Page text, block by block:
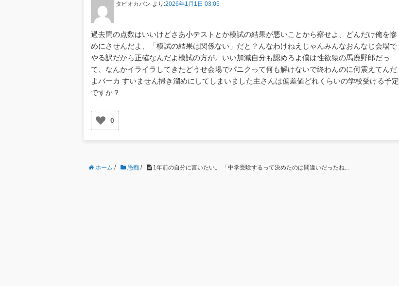
タピオカパン より:2026年1月1日 03:05
過去問の点数はいいけどさあ小テストとか模試の結果が悪いことから察せよ、どんだけ俺を惨
めにさせんだよ、「模試の結果は関係ない」だと？んなわけねえじゃんみんなおんなじ会場で
やる訳だから正確なんだよ模試の方が。いい加減自分も認めろよ僕は性欲猿の馬鹿野郎だっ
て、なんかイライラしてきたどうせ会場でパニクって何も解けないで終わんのに何震えてんだ
よバーカ すいません掃き溜めにしてしまいました主さんは偏差値どれくらいの学校受ける予定
ですか？
0
ホーム / 愚痴 / 1年前の自分に言いたい。 「中学受験するって決めたのは間違いだったね...